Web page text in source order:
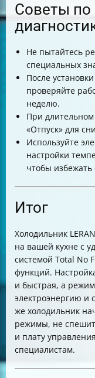
Советы по
Не пытайтесь
специальных
После
проверяйте
неделю.
При
«Отпуск» для
Используйте
настройки
чтобы
Итог
Холодильник
на вашей кухне с
системой Total No
функций.
и быстрая, а
электроэнергию и
же холодильник
режимы, не
и плату
специалистам.